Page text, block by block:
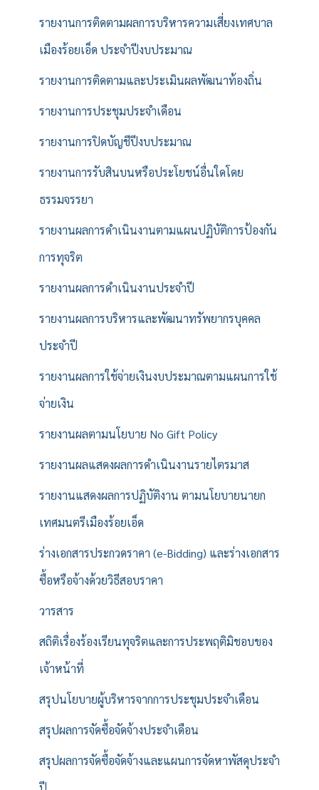
รายงานการติดตามผลการบริหารความเสี่ยงเทศบาล
เมืองร้อยเอ็ด ประจำปีงบประมาณ
รายงานการติดตามและประเมินผลพัฒนาท้องถิ่น
รายงานการประชุมประจำเดือน
รายงานการปิดบัญชีปีงบประมาณ
รายงานการรับสินบนหรือประโยชน์อื่นใดโดย
ธรรมจรรยา
รายงานผลการดำเนินงานตามแผนปฏิบัติการป้องกัน
การทุจริต
รายงานผลการดำเนินงานประจำปี
รายงานผลการบริหารและพัฒนาทรัพยากรบุคคล
ประจำปี
รายงานผลการใช้จ่ายเงินงบประมาณตามแผนการใช้
จ่ายเงิน
รายงานผลตามนโยบาย No Gift Policy
รายงานผลแสดงผลการดำเนินงานรายไตรมาส
รายงานแสดงผลการปฏิบัติงาน ตามนโยบายนายก
เทศมนตรีเมืองร้อยเอ็ด
ร่างเอกสารประกวดราคา (e-Bidding) และร่างเอกสาร
ซื้อหรือจ้างด้วยวิธีสอบราคา
วารสาร
สถิติเรื่องร้องเรียนทุจริตและการประพฤติมิชอบของ
เจ้าหน้าที่
สรุปนโยบายผู้บริหารจากการประชุมประจำเดือน
สรุปผลการจัดซื้อจัดจ้างประจำเดือน
สรุปผลการจัดซื้อจัดจ้างและแผนการจัดหาพัสดุประจำ